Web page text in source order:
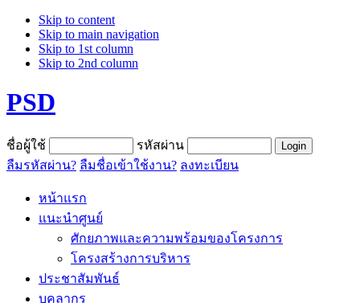
Skip to content
Skip to main navigation
Skip to 1st column
Skip to 2nd column
PSD
ชื่อผู้ใช้
รหัสผ่าน
ลืมรหัสผ่าน? ลืมชื่อเข้าใช้งาน? ลงทะเบียน
หน้าแรก
แนะนำศูนย์
ศักยภาพและความพร้อมของโครงการ
โครงสร้างการบริหาร
ประชาสัมพันธ์
บุคลากร